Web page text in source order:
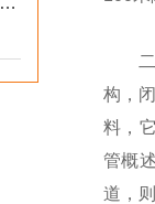
二、
构，
料，
管概
道，